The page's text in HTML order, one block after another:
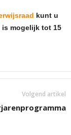
kunt u
mogelijk tot 15
Volgend artikel